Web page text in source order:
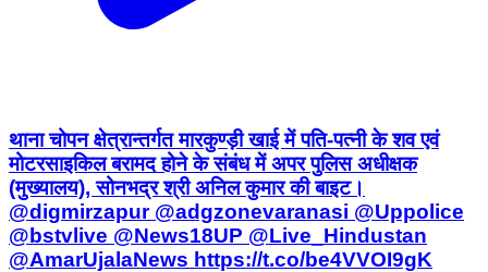
थाना चोपन क्षेत्रान्तर्गत मारकुण्ड़ी खाई में पति-पत्नी के शव एवं
मोटरसाइकिल बरामद होने के संबंध में अपर पुलिस अधीक्षक
(मुख्यालय), सोनभद्र श्री अनिल कुमार की बाइट।
@digmirzapur @adgzonevaranasi @Uppolice
@bstvlive @News18UP @Live_Hindustan
@AmarUjalaNews https://t.co/be4VVOI9gK